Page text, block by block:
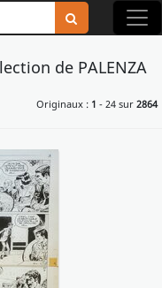
!
de PALENZA
Originaux : 1 - 24 sur 2864